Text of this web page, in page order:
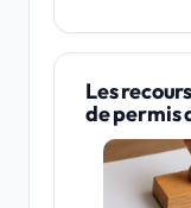
Les
de permis